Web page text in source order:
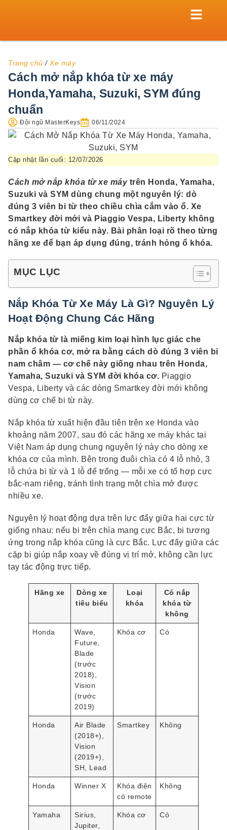
Trang chủ / Xe máy
Cách mở nắp khóa từ xe máy
Honda,Yamaha, Suzuki, SYM đúng
chuẩn
Đội ngũ MasterKeys 06/11/2024
Cập nhật lần cuối: 12/07/2026
Cách mở nắp khóa từ xe máytrên Honda, Yamaha,
Suzuki và SYM dùng chung một nguyên lý: dò
đúng 3 viên bi từ theo chiều chìa cắm vào ổ. Xe
Smartkey đời mới và Piaggio Vespa, Liberty không
có nắp khóa từ kiểu này. Bài phân loại rõ theo từng
hãng xe để bạn áp dụng đúng, tránh hỏng ổ khóa.
MỤC LỤC
Nắp Khóa Từ Xe Máy Là Gì? Nguyên Lý
Hoạt Động Chung Các Hãng
Nắp khóa từ là miếng kim loại hình lục giác che
phần ổ khóa cơ, mở ra bằng cách dò đúng 3 viên bi
nam châm — cơ chế này giống nhau trên Honda,
Yamaha, Suzuki và SYM đời khóa cơ. Piaggio
Vespa, Liberty và các dòng Smartkey đời mới không
dùng cơ chế bi từ này.
Nắp khóa từ xuất hiện đầu tiên trên xe Honda vào
khoảng năm 2007, sau đó các hãng xe máy khác tại
Việt Nam áp dụng chung nguyên lý này cho dòng xe
khóa cơ của mình. Bên trong đuôi chìa có 4 lỗ nhỏ, 3
lỗ chứa bi từ và 1 lỗ để trống — mỗi xe có tổ hợp cực
bắc-nam riêng, tránh tình trạng một chìa mở được
nhiều xe.
Nguyên lý hoạt động dựa trên lực đẩy giữa hai cực từ
giống nhau: nếu bi trên chìa mang cực Bắc, bi tương
ứng trong nắp khóa cũng là cực Bắc. Lực đẩy giữa các
cặp bi giúp nắp xoay về đúng vị trí mở, không cần lực
tay tác động trực tiếp.
Hãng xe
Dòng xe
tiêu biểu
Loại
khóa
Có nắp
khóa từ
không
Honda
Wave,
Future,
Blade
(trước
2018),
Vision
(trước
2019)
Khóa cơ Có
Honda
Air Blade
(2018+),
Vision
(2019+),
SH, Lead
Smartkey Không
Honda Winner X
Khóa điện
có remote
Không
Yamaha
Sirius,
Jupiter,
Khóa cơ Có